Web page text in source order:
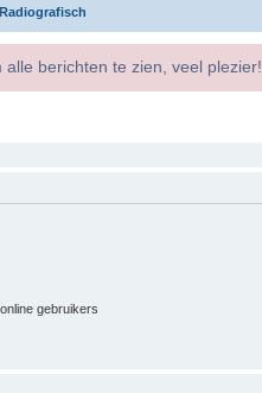
Radiografisch
alle berichten te zien, veel plezier!
gebruikers